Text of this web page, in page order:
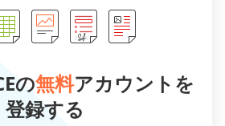
の無料アカウントを
登録する